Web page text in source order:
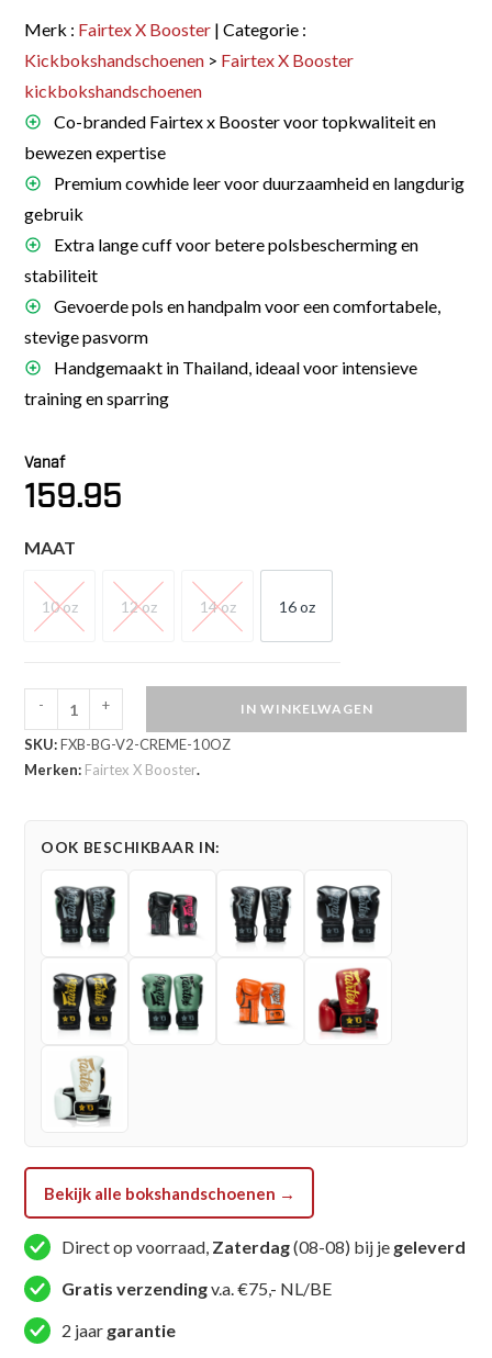
Merk : Fairtex X Booster | Categorie :
Kickbokshandschoenen > Fairtex X Booster
kickbokshandschoenen
Co-branded Fairtex x Booster voor topkwaliteit en
bewezen expertise
Premium cowhide leer voor duurzaamheid en langdurig
gebruik
Extra lange cuff voor betere polsbescherming en
stabiliteit
Gevoerde pols en handpalm voor een comfortabele,
stevige pasvorm
Handgemaakt in Thailand, ideaal voor intensieve
training en sparring
Vanaf
159.95
MAAT
10 oz
10 OZ
12 oz
12 OZ
14 oz
14 OZ
16 oz
16 OZ
Booster
Bokshandschoenen
BG
CREME)
aantal
- + IN WINKELWAGEN
SKU:FXB-BG-V2-CREME-10OZ
Merken: Fairtex X Booster.
OOK BESCHIKBAAR IN:
Bekijk alle bokshandschoenen →
Direct op voorraad, Zaterdag(08-08) bij je geleverd
Gratis verzendingv.a. €75,- NL/BE
2 jaar garantie